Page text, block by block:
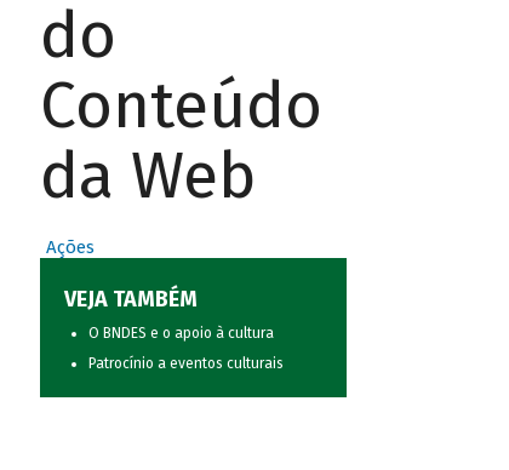
do
Conteúdo
da Web
Ações
VEJA TAMBÉM
O BNDES e o apoio à cultura
Patrocínio a eventos culturais